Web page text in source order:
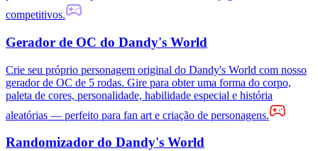
competitivos.
Gerador de OC do Dandy's World
Crie seu próprio personagem original do Dandy's World com nosso
gerador de OC de 5 rodas. Gire para obter uma forma do corpo,
paleta de cores, personalidade, habilidade especial e história
aleatórias — perfeito para fan art e criação de personagens.
Randomizador do Dandy's World